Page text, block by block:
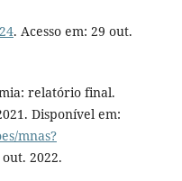
. Acesso em: 29 out.
relatório final.
Disponível em:
mnas?
2022.